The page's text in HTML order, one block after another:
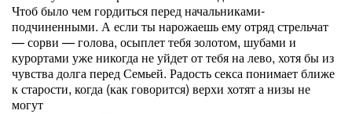
Чтоб было чем гордиться перед начальниками-
подчиненными. А если ты нарожаешь ему отряд стрельчат
— сорви — голова, осыплет тебя золотом, шубами и
курортами уже никогда не уйдет от тебя на лево, хотя бы из
чувства долга перед Семьей. Радость секса понимает ближе
к старости, когда (как говорится) верхи хотят а низы не
могут